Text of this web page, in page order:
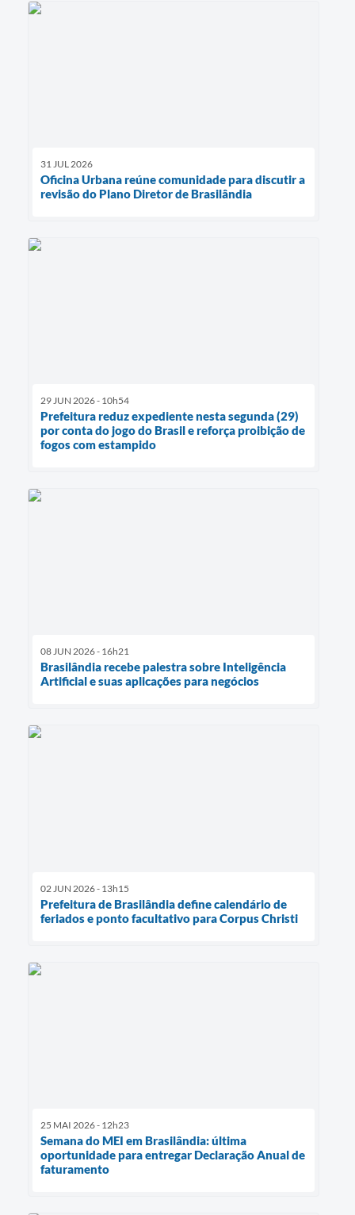
31 JUL 2026
Oficina Urbana reúne comunidade para discutir a
revisão do Plano Diretor de Brasilândia
29 JUN 2026 - 10h54
Prefeitura reduz expediente nesta segunda (29)
por conta do jogo do Brasil e reforça proibição de
fogos com estampido
08 JUN 2026 - 16h21
Brasilândia recebe palestra sobre Inteligência
Artificial e suas aplicações para negócios
02 JUN 2026 - 13h15
Prefeitura de Brasilândia define calendário de
feriados e ponto facultativo para Corpus Christi
25 MAI 2026 - 12h23
Semana do MEI em Brasilândia: última
oportunidade para entregar Declaração Anual de
faturamento